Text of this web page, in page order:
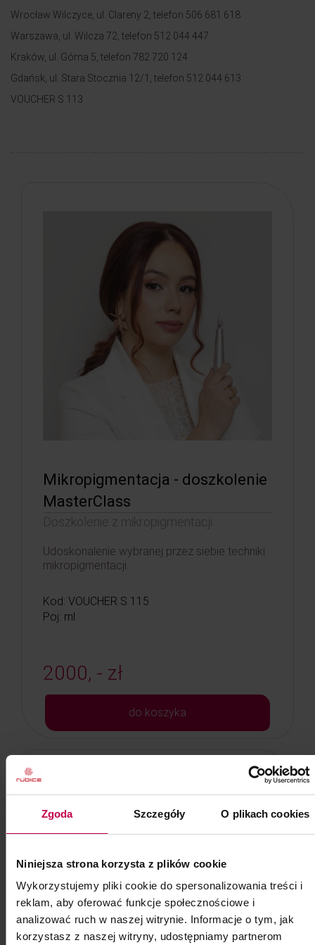
Zgoda Szczegóły O plikach cookies
Niniejsza strona korzysta z plików cookie
Wykorzystujemy pliki cookie do spersonalizowania treści i
reklam, aby oferować funkcje społecznościowe i
analizować ruch w naszej witrynie. Informacje o tym, jak
korzystasz z naszej witryny, udostępniamy partnerom
Wrocław Wilczyce, ul. Clareny 2, telefon 506 681 618
Warszawa, ul. Wilcza 72, telefon 512 044 447
Kraków, ul. Górna 5, telefon 782 720 124
Gdańsk, ul. Stara Stocznia 12/1, telefon 512 044 613
VOUCHER S 113
Mikropigmentacja - doszkolenie
MasterClass
Doszkolenie z mikropigmentacji
Udoskonalenie wybranej przez siebie techniki
mikropigmentacji.
Kod: VOUCHER S 115
Poj: ml
2000, - zł
do koszyka